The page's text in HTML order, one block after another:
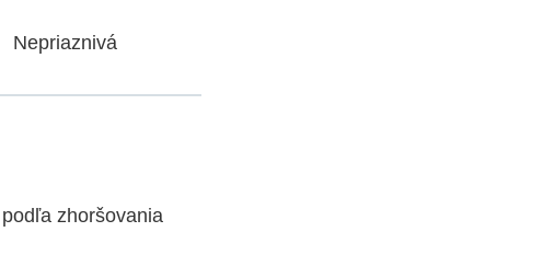
Nepriaznivá
zhoršovania